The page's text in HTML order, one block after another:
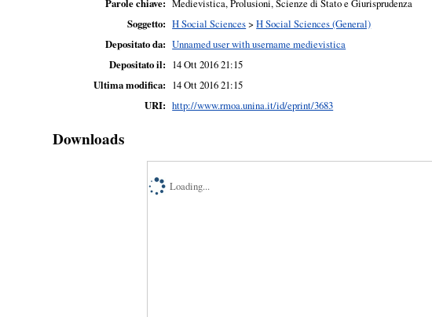
Parole chiave: Medievistica, Prolusioni, Scienze di Stato e Giurisprudenza
Soggetto: H Social Sciences>H Social Sciences (General)
Depositato da: Unnamed user with username medievistica
Depositato il: 14 Ott 2016 21:15
Ultima modifica: 14 Ott 2016 21:15
URI: http://www.rmoa.unina.it/id/eprint/3683
Downloads
Loading...